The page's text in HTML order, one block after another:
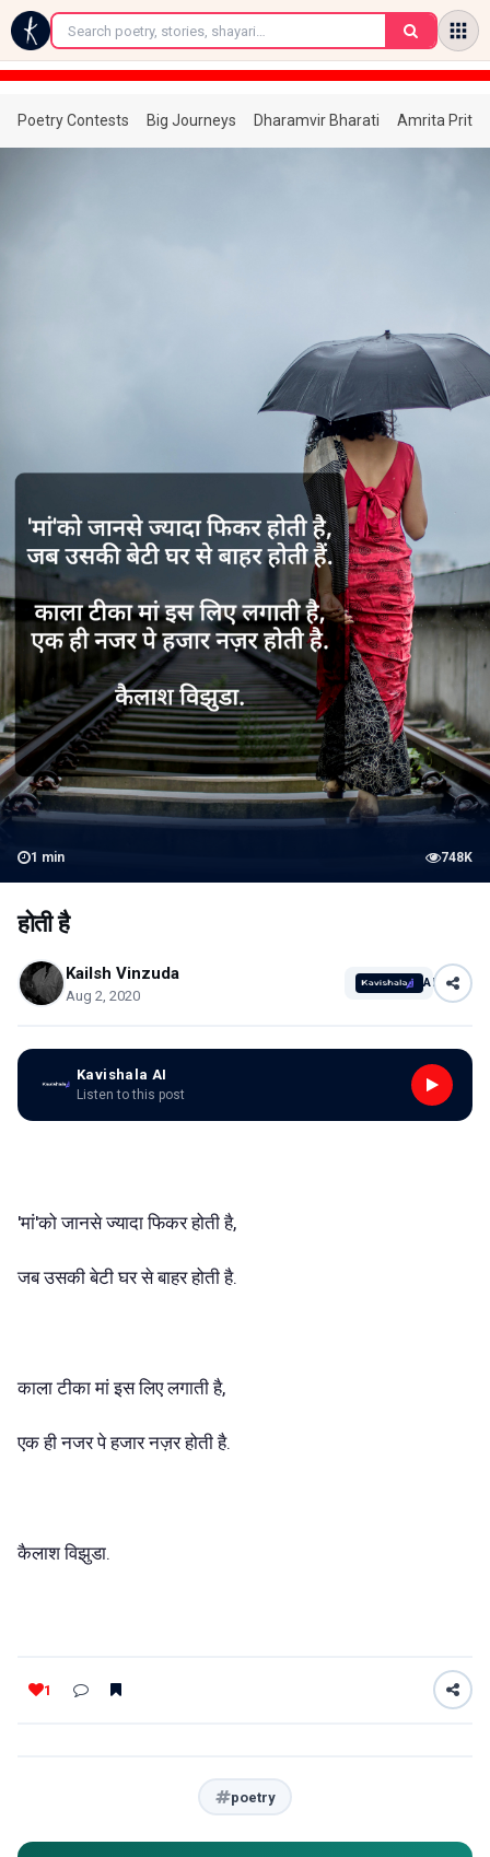
←
Poetry Contests Big Journeys Dharamvir Bharati Amrita
1 min 748K
होती है
Kailsh Vinzuda
Aug 2, 2020
AI
Kavishala AI
Listen to this post
'मां'को जानसे ज्यादा फिकर होती है,
जब उसकी बेटी घर से बाहर होती है.
काला टीका मां इस लिए लगाती है,
एक ही नजर पे हजार नज़र होती है.
कैलाश विझुडा.
1
poetry